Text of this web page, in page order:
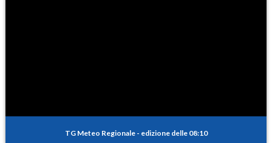
TG Meteo Regionale - edizione delle 08:10